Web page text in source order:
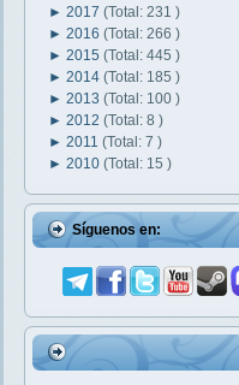
► 2017 (Total: 231 )
► 2016 (Total: 266 )
► 2015 (Total: 445 )
► 2014 (Total: 185 )
► 2013 (Total: 100 )
► 2012 (Total: 8 )
► 2011 (Total: 7 )
► 2010 (Total: 15 )
Síguenos en: